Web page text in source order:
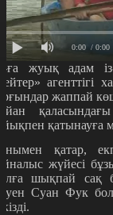
0:00 / 0:00
ға жуық адам
агенттігі
жаппай
қатынауға
қатар,
жүйесі
шықпай сақ
Суан Фук